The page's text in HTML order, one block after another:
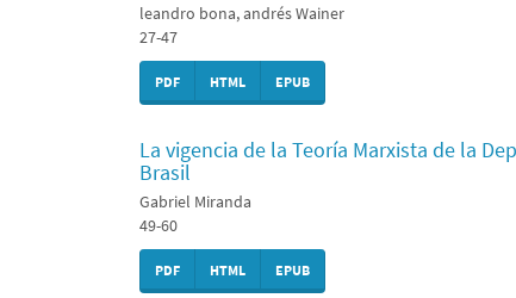
leandro bona, andrés Wainer
27-47
PDF HTML EPUB
La vigencia de la Teoría Marxista de la
Brasil
Gabriel Miranda
49-60
PDF HTML EPUB